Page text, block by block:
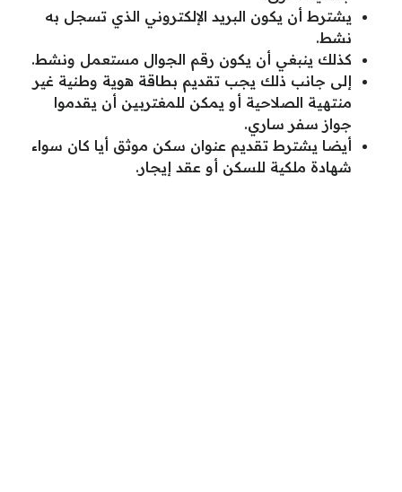
يشترط أن يكون البريد الإلكتروني الذي تسجل به
نشط.
كذلك ينبغي أن يكون رقم الجوال مستعمل ونشط.
إلى جانب ذلك يجب تقديم بطاقة هوية وطنية غير
منتهية الصلاحية أو يمكن للمغتربين أن يقدموا
جواز سفر ساري.
أيضا يشترط تقديم عنوان سكن موثق أيا كان سواء
شهادة ملكية للسكن أو عقد إيجار.